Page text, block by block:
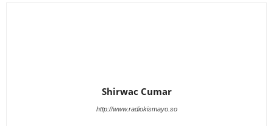
Shirwac Cumar
http://www.radiokismayo.so